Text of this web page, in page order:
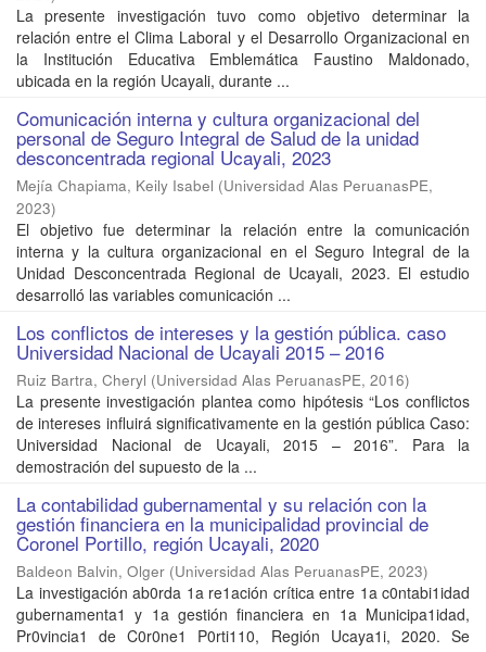
La presente investigación tuvo como objetivo determinar la
relación entre el Clima Laboral y el Desarrollo Organizacional en
la Institución Educativa Emblemática Faustino Maldonado,
ubicada en la región Ucayali, durante ...
Comunicación interna y cultura organizacional del
personal de Seguro Integral de Salud de la unidad
desconcentrada regional Ucayali, 2023
Mejía Chapiama, Keily Isabel (Universidad Alas PeruanasPE,
2023)
El objetivo fue determinar la relación entre la comunicación
interna y la cultura organizacional en el Seguro Integral de la
Unidad Desconcentrada Regional de Ucayali, 2023. El estudio
desarrolló las variables comunicación ...
Los conflictos de intereses y la gestión pública. caso
Universidad Nacional de Ucayali 2015 – 2016
Ruiz Bartra, Cheryl (Universidad Alas PeruanasPE, 2016)
La presente investigación plantea como hipótesis “Los conflictos
de intereses influirá significativamente en la gestión pública Caso:
Universidad Nacional de Ucayali, 2015 – 2016”. Para la
demostración del supuesto de la ...
La contabilidad gubernamental y su relación con la
gestión financiera en la municipalidad provincial de
Coronel Portillo, región Ucayali, 2020
Baldeon Balvin, Olger (Universidad Alas PeruanasPE, 2023)
La investigación ab0rda 1a re1ación crítica entre 1a c0ntabi1idad
gubernamenta1 y 1a gestión financiera en 1a Municipa1idad,
Pr0vincia1 de C0r0ne1 P0rti110, Región Ucaya1i, 2020. Se